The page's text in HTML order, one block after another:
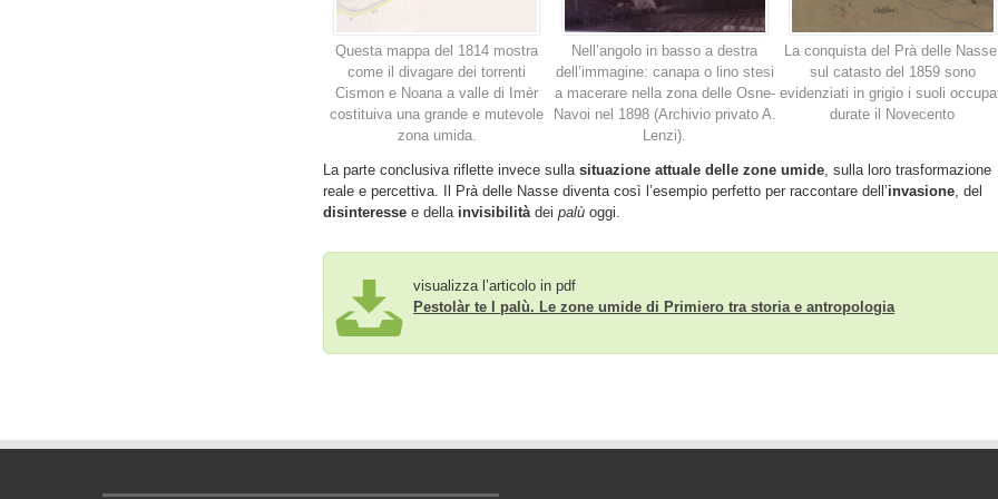
Questa mappa del 1814 mostra
come il divagare dei torrenti
Cismon e Noana a valle di Imèr
costituiva una grande e mutevole
zona umida.
Nell’angolo in basso a destra
dell’immagine: canapa o lino stesi
a macerare nella zona delle Osne-
Navoi nel 1898 (Archivio privato A.
Lenzi).
La conquista del Prà delle
sul catasto del 1859 sono
evidenziati in grigio i suoli
durate il Novecento
La parte conclusiva riflette invece sullasituazione attuale delle zone umide, sulla loro trasformazione
reale e percettiva. Il Prà delle Nasse diventa così l’esempio perfetto per raccontare dell’invasione, del
disinteresse e della invisibilitàdei palù oggi.
visualizza l’articolo in pdf
Pestolàr te l palù. Le zone umide di Primiero tra storia e antropologia